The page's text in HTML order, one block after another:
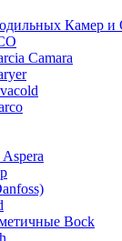
Камер
Camara
Bock